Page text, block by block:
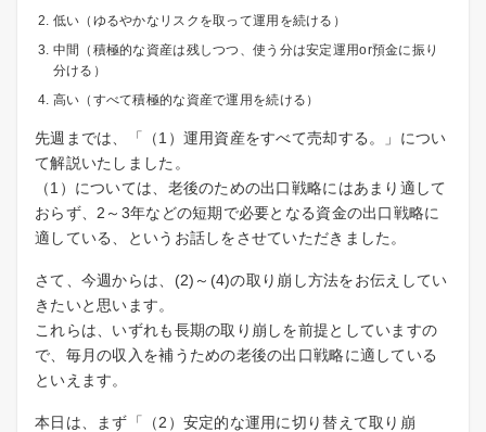
低い（ゆるやかなリスクを取って運用を続ける）
中間（積極的な資産は残しつつ、使う分は安定運用or預金に振り
分ける）
高い（すべて積極的な資産で運用を続ける）
先週までは、「（1）運用資産をすべて売却する。」につい
て解説いたしました。
（1）については、老後のための出口戦略にはあまり適して
おらず、2～3年などの短期で必要となる資金の出口戦略に
適している、というお話しをさせていただきました。
さて、今週からは、(2)～(4)の取り崩し方法をお伝えしてい
きたいと思います。
これらは、いずれも長期の取り崩しを前提としていますの
で、毎月の収入を補うための老後の出口戦略に適している
といえます。
本日は、まず「（2）安定的な運用に切り替えて取り崩